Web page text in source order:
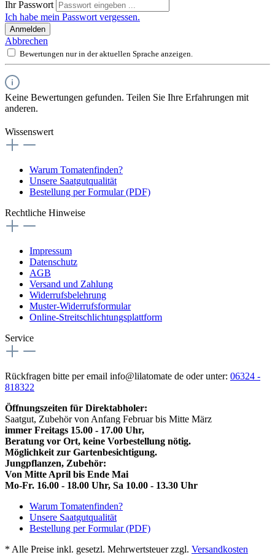
Ihr Passwort
Ich habe mein Passwort vergessen.
Anmelden
Abbrechen
Bewertungen nur in der aktuellen Sprache anzeigen.
Keine Bewertungen gefunden. Teilen Sie Ihre Erfahrungen mit
anderen.
Wissenswert
Warum Tomatenfinden?
Unsere Saatgutqualität
Bestellung per Formular (PDF)
Rechtliche Hinweise
Impressum
Datenschutz
AGB
Versand und Zahlung
Widerrufsbelehrung
Muster-Widerrufsformular
Online-Streitschlichtungsplattform
Service
Rückfragen bitte per email info@lilatomate de oder unter: 06324 -
818322
Öffnungszeiten für Direktabholer:
Saatgut, Zubehör von Anfang Februar bis Mitte März
immer Freitags 15.00 - 17.00 Uhr,
Beratung vor Ort, keine Vorbestellung nötig.
Möglichkeit zur Gartenbesichtigung.
Jungpflanzen, Zubehör:
Von Mitte April bis Ende Mai
Mo-Fr. 16.00 - 18.00 Uhr, Sa 10.00 - 13.30 Uhr
Warum Tomatenfinden?
Unsere Saatgutqualität
Bestellung per Formular (PDF)
* Alle Preise inkl. gesetzl. Mehrwertsteuer zzgl. Versandkosten